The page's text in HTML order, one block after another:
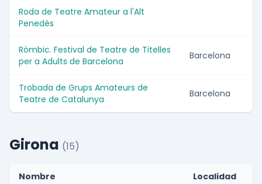
Roda de Teatre Amateur a l'Alt
Penedès
Ròmbic. Festival de Teatre de Titelles
per a Adults de Barcelona
Barcelona
Trobada de Grups Amateurs de
Teatre de Catalunya
Barcelona
Girona (15)
Nombre Localidad